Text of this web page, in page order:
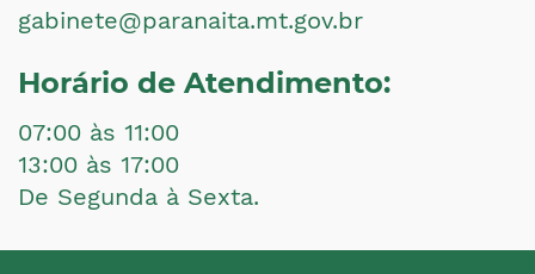
gabinete@paranaita.mt.gov.br
Horário de Atendimento:
07:00 às 11:00
13:00 às 17:00
De Segunda à Sexta.